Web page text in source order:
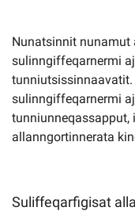
Nunatsinnit
sulinngiffeqarnermi
sulinngiffeqarnermi
allanngortinnerata
Suliffeqarfigisat